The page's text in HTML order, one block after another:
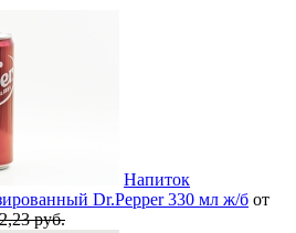
Напиток
Dr.Pepper 330 мл ж/б от
руб.